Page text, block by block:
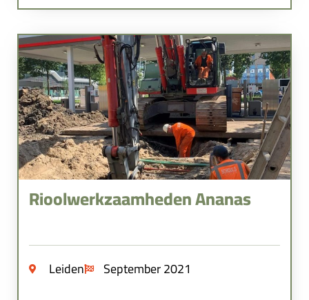
Rioolwerkzaamheden Ananas
Leiden September 2021